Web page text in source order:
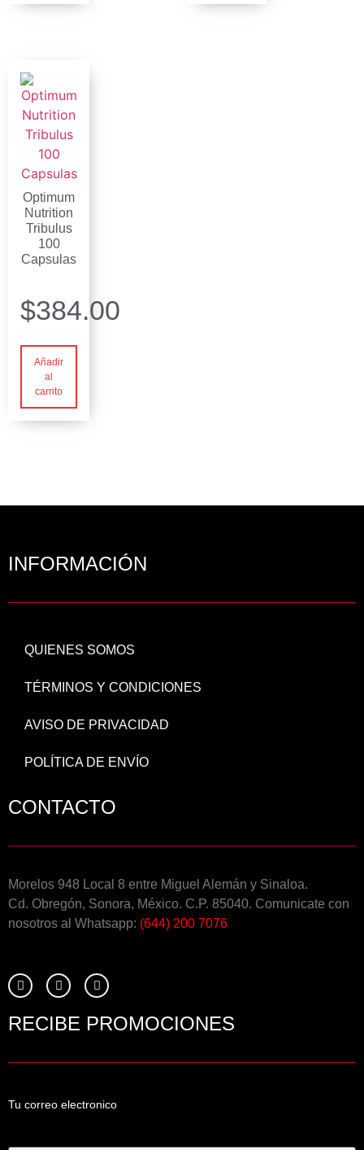
Optimum
Nutrition
Tribulus
100
Capsulas
$384.00
Añadir
al
carrito
INFORMACIÓN
QUIENES SOMOS
TÉRMINOS Y CONDICIONES
AVISO DE PRIVACIDAD
POLÍTICA DE ENVÍO
CONTACTO
Morelos 948 Local 8 entre Miguel Alemán y Sinaloa.
Cd. Obregón, Sonora, México. C.P. 85040. Comunicate con
nosotros al Whatsapp: (644) 200 7076
RECIBE PROMOCIONES
Tu correo electronico